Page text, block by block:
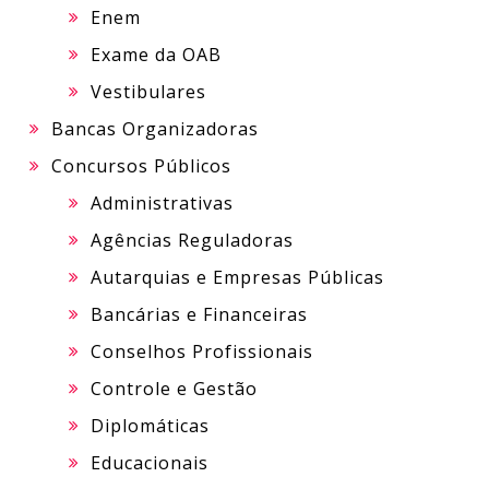
Enem
Exame da OAB
Vestibulares
Bancas Organizadoras
Concursos Públicos
Administrativas
Agências Reguladoras
Autarquias e Empresas Públicas
Bancárias e Financeiras
Conselhos Profissionais
Controle e Gestão
Diplomáticas
Educacionais